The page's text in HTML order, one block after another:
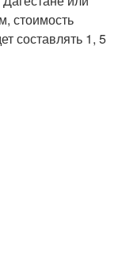
стоимость
составлять 1, 5